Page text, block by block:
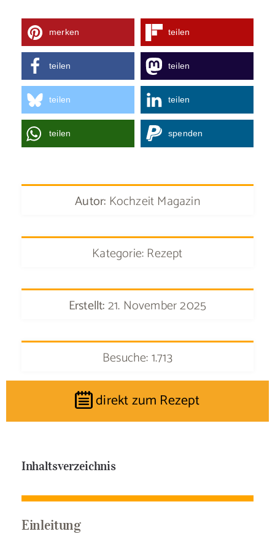
merken teilen
teilen teilen
teilen teilen
teilen spenden
Autor: Kochzeit Magazin
Kategorie: Rezept
Erstellt:21. November 2025
Besuche: 1.713
direkt zum Rezept
Inhaltsverzeichnis
Einleitung